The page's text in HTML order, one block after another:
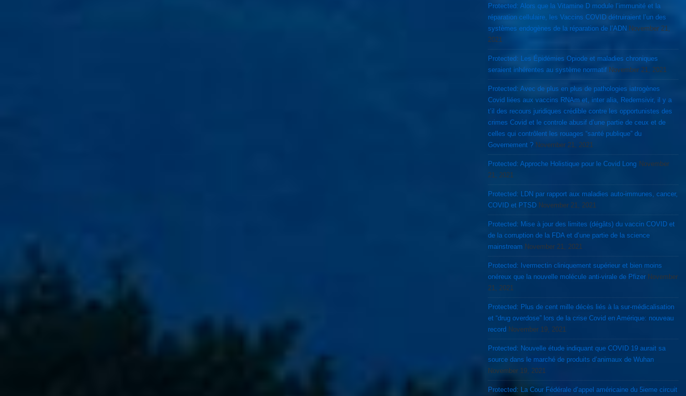
Protected: Alors que la Vitamine D module l’immunité et la
réparation cellulaire, les Vaccins COVID détruiraient l’un des
systèmes endogènes de la réparation de l’ADN November 21,
2021
Protected: Les Épidémies Opiode et maladies chroniques
seraient inhérentes au système normatif November 21, 2021
Protected: Avec de plus en plus de pathologies iatrogènes
Covid liées aux vaccins RNAm et, inter alia, Redemsivir, il y a
t’il des recours juridiques crédible contre les opportunistes des
crimes Covid et le controle abusif d’une partie de ceux et de
celles qui contrôlent les rouages “santé publique” du
Governement ? November 21, 2021
Protected: Approche Holistique pour le Covid Long November
21, 2021
Protected: LDN par rapport aux maladies auto-immunes, cancer,
COVID et PTSD November 21, 2021
Protected: Mise à jour des limites (dégâts) du vaccin COVID et
de la corruption de la FDA et d’une partie de la science
mainstream November 21, 2021
Protected: Ivermectin cliniquement supérieur et bien moins
onéreux que la nouvelle molécule anti-virale de Pfizer November
21, 2021
Protected: Plus de cent mille décès liés à la sur-médicalisation
et “drug overdose” lors de la crise Covid en Amérique: nouveau
record November 19, 2021
Protected: Nouvelle étude indiquant que COVID 19 aurait sa
source dans le marché de produits d’animaux de Wuhan
November 19, 2021
Protected: La Cour Fédérale d’appel américaine du 5ieme circuit